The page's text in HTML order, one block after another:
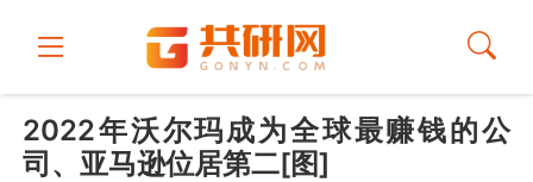
2022年沃尔玛成为全球最赚钱的公
司、亚马逊位居第二[图]